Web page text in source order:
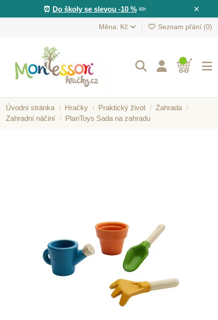
×
⏰ Do školy se slevou -10 %✏️
Měna: Kč Seznam přání (0)
Úvodní stránka Hračky Praktický život
Zahrada
Zahradní náčiní
PlanToys Sada na zahradu